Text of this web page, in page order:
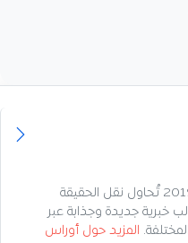
مؤسسة إخبارية جزائرية تأسست سنة 2019 تُحاول نقل الحقيقة
خبرية جديدة وجذابة عبر
المزيد حول أوراس